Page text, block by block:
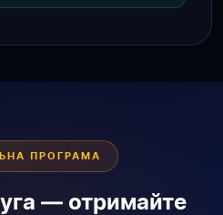
ПРОГРАМА
— отримайте